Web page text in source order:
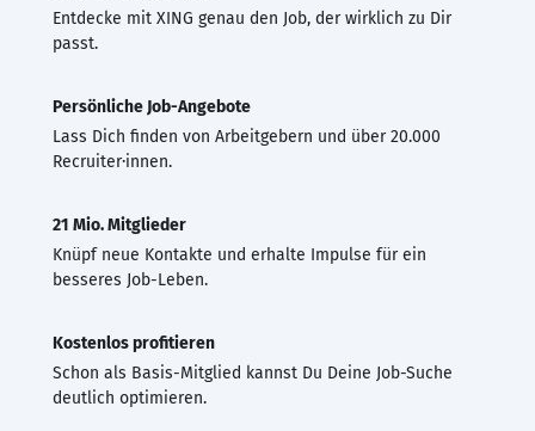
Entdecke mit XING genau den Job, der wirklich zu Dir
passt.
Persönliche Job-Angebote
Lass Dich finden von Arbeitgebern und über 20.000
Recruiter·innen.
21 Mio. Mitglieder
Knüpf neue Kontakte und erhalte Impulse für ein
besseres Job-Leben.
Kostenlos profitieren
Schon als Basis-Mitglied kannst Du Deine Job-Suche
deutlich optimieren.